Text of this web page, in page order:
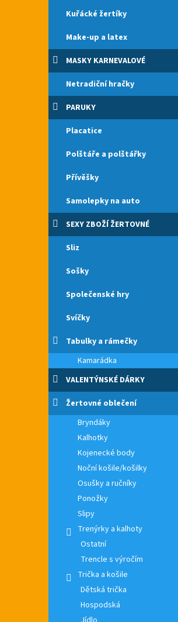
Kuřácké žertíky
Make-up a latex
MASKY KARNEVALOVÉ
Netradiční hračky
PARUKY
Placatice
Polštáře a polštářky
Přívěšky
Samolepky na auto
SEXY ZBOŽÍ ŽERTOVNÉ
Sliz
Sošky
Společenské hry
Svíčky
Tabulky a rámečky
Kamarádka
VALENTÝNSKÉ DÁRKY
Žertovné oblečení
Bryndáky
Kalhotky
Kojenecké body
Noční košile/košilky
Osušky a ručníky
Ponožky
Slipy
Trenýrky a kalhoty
Ostatní
Trencle s výročím
Trička a košile
Dětská trička
Hospodská